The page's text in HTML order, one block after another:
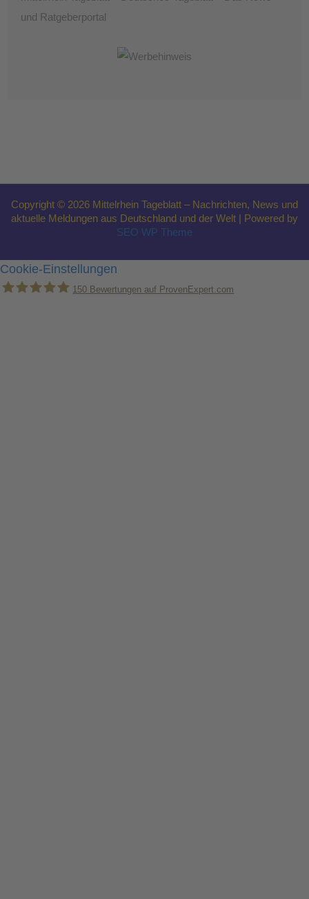
und Ratgeberportal
Copyright © 2026 Mittelrhein Tageblatt – Nachrichten, News und
aktuelle Meldungen aus Deutschland und der Welt | Powered by
SEO WP Theme
Cookie-Einstellungen
150 Bewertungen auf ProvenExpert.com